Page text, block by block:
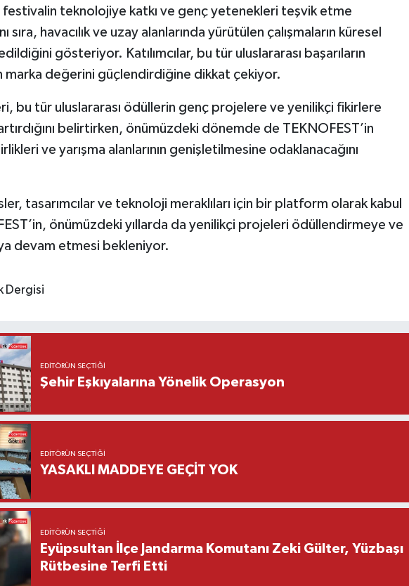
festivalin teknolojiye katkı ve genç yetenekleri teşvik etme
sıra, havacılık ve uzay alanlarında yürütülen çalışmaların küresel
gösteriyor. Katılımcılar, bu tür uluslararası başarıların
marka değerini güçlendirdiğine dikkat çekiyor.
bu tür uluslararası ödüllerin genç projelere ve yenilikçi fikirlere
belirtirken, önümüzdeki dönemde de TEKNOFEST’in
ve yarışma alanlarının genişletilmesine odaklanacağını
tasarımcılar ve teknoloji meraklıları için bir platform olarak kabul
önümüzdeki yıllarda da yenilikçi projeleri ödüllendirmeye ve
devam etmesi bekleniyor.
Dergisi
EDITÖRÜN SEÇTIĞI
Şehir Eşkıyalarına Yönelik Operasyon
EDITÖRÜN SEÇTIĞI
YASAKLI MADDEYE GEÇİT YOK
EDITÖRÜN SEÇTIĞI
Eyüpsultan İlçe Jandarma Komutanı Zeki Gülter, Yüzbaşı
Rütbesine Terfi Etti